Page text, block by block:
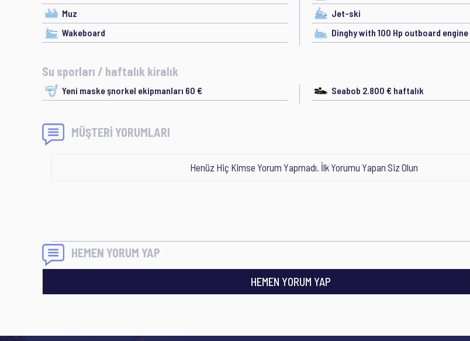
Muz
Jet-ski
Wakeboard
Dinghy with 100 Hp outboard engine
Su sporları / haftalık kiralık
Yeni maske şnorkel ekipmanları 60 € Seabob 2.800 € haftalık
MÜŞTERİ YORUMLARI
Henüz Hiç Kimse Yorum Yapmadı. İlk Yorumu Yapan Siz Olun
HEMEN YORUM YAP
HEMEN YORUM YAP